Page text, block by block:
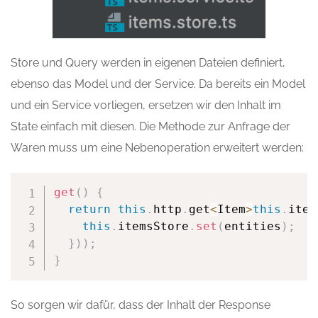
Store und Query werden in eigenen Dateien definiert,
ebenso das Model und der Service. Da bereits ein Model
und ein Service vorliegen, ersetzen wir den Inhalt im
State einfach mit diesen. Die Methode zur Anfrage der
Waren muss um eine Nebenoperation erweitert werden:
get ( )
{
return
this . http . get<Item>this .
this . itemsStore . set ( entities ) ;
} ) ) ;
}
So sorgen wir dafür, dass der Inhalt der Response